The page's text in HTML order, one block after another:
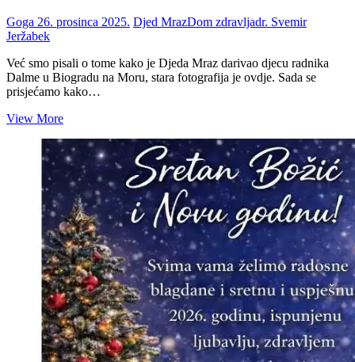
Goga 26. prosinca 2025. Djed MrazDom zdravljadr. Svemir
Jeržabek
Već smo pisali o tome kako je Djeda Mraz darivao djecu radnika
Dalme u Biogradu na Moru, stara fotografija je ovdje. Sada se
prisjećamo kako…
View MoreDr.
Jeržabek
u
Domu
zdravlja
Biogradu
na
Moru
kao
Djed
Mraz
1973.
godine